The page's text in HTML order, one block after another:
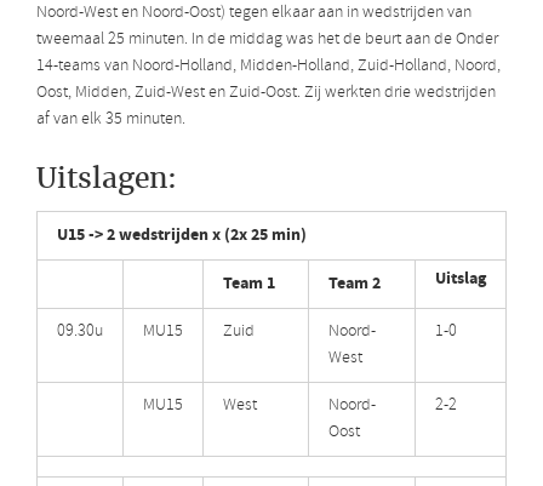
Noord-West en Noord-Oost) tegen elkaar aan in wedstrijden van
tweemaal 25 minuten. In de middag was het de beurt aan de Onder
14-teams van Noord-Holland, Midden-Holland, Zuid-Holland, Noord,
Oost, Midden, Zuid-West en Zuid-Oost. Zij werkten drie wedstrijden
af van elk 35 minuten.
Uitslagen:
U15 -> 2 wedstrijden x (2x 25 min)
Team 1
Team 2 Uitslag
09.30u MU15 Zuid
Noord-
West
1-0
MU15 West
Noord-
Oost
2-2